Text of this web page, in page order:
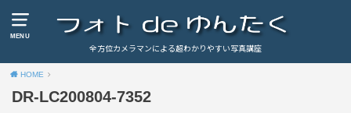
MENU
全方位カメラマンによる超わかりやすい写真講座
HOME
DR-LC200804-7352